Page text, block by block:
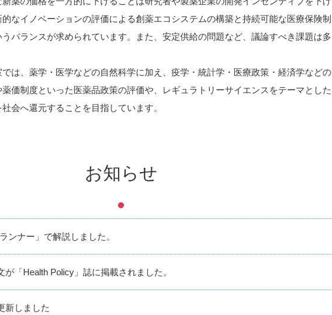
なイノベーションの評価による創薬エコシステムの構築と持続可能な医療保険制
バランスが求められています。また、安定供給の問題など、議論すべき課題は多
は、薬学・医学などの自然科学に加え、疫学・統計学・医療政策・経済学などの
価制度といった医薬品政策の評価や、レギュラトリーサイエンスをテーマとした
会へ還元することを目指しています。
お知らせ
ンナー」で解説しました。
が「Health Policy」誌に掲載されました。
新しました